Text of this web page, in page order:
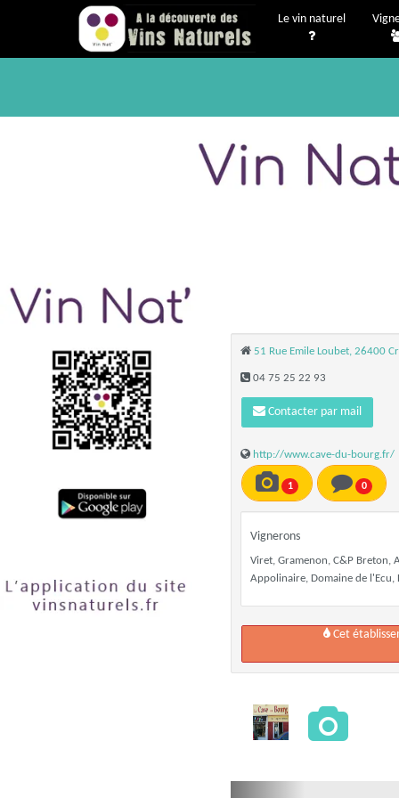
Le vin naturel
51 Rue Emile Loubet, 26400
04 75 25 22 93
Contacter par mail
http://www.cave-du-bourg.fr/
1 0
Vignerons
Viret, Gramenon, C&P Breton,
Appolinaire, Domaine de l'Ecu,
Cet